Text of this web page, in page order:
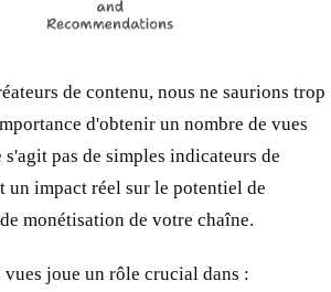
de contenu, nous ne saurions trop
d'obtenir un nombre de vues
pas de simples indicateurs de
un impact réel sur le potentiel de
monétisation de votre chaîne.
vues joue un rôle crucial dans :